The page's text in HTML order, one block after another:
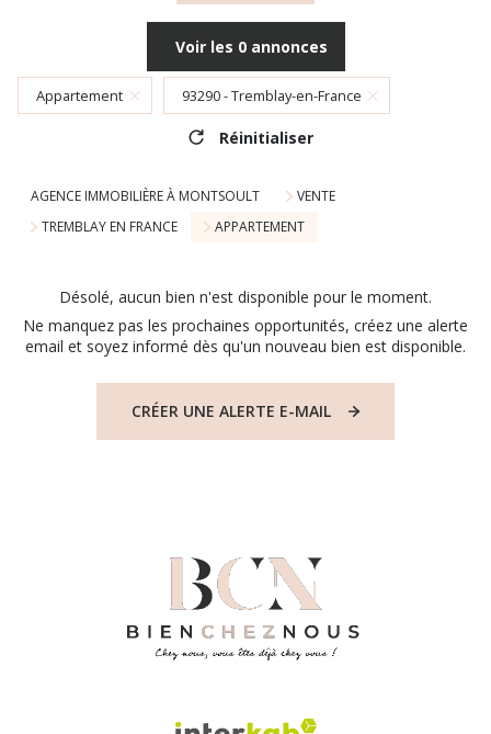
Voir les 0annonces
Appartement 93290 - Tremblay-en-France
Réinitialiser
AGENCE IMMOBILIÈRE À MONTSOULT
VENTE
TREMBLAY EN FRANCE
APPARTEMENT
Désolé, aucun bien n'est disponible pour le moment.
Ne manquez pas les prochaines opportunités, créez une alerte
email et soyez informé dès qu'un nouveau bien est disponible.
CRÉER UNE ALERTE E-MAIL